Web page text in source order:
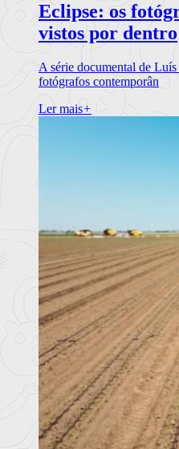
Eclipse: os
vistos por dentro
A série documental de
fotógrafos contemporân
Ler mais+